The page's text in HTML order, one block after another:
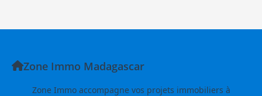
Zone Immo Madagascar
Zone Immo accompagne vos projets immobiliers à